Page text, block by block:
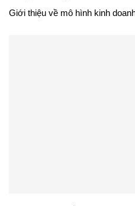
Giới thiệu về mô hình kinh